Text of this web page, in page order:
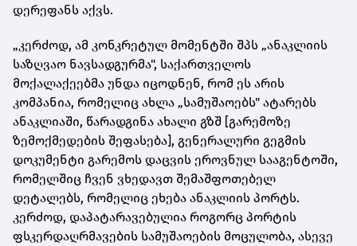
დერეფანს აქვს.
„კერძოდ, ამ კონკრეტულ მომენტში შპს „ანაკლიის
საზღვაო ნავსადგურმა", საქართველოს
მოქალაქეებმა უნდა იცოდნენ, რომ ეს არის
კომპანია, რომელიც ახლა „სამუშაოებს" ატარებს
ანაკლიაში, წარადგინა ახალი გზშ [გარემოზე
ზემოქმედების შეფასება], გენერალური გეგმის
დოკუმენტი გარემოს დაცვის ეროვნულ სააგენტოში,
რომელშიც ჩვენ ვხედავთ შემაშფოთებელ
დეტალებს, რომელიც ეხება ანაკლიის პორტს.
კერძოდ, დაპატარავებულია როგორც პორტის
ფსკერდაღრმავების სამუშაოების მოცულობა, ასევე